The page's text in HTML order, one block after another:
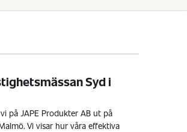
Syd i
på JAPE Produkter AB ut på
Vi visar hur våra effektiva